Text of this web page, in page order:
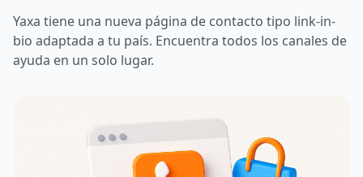
Yaxa tiene una nueva página de contacto tipo link-in-
bio adaptada a tu país. Encuentra todos los canales de
ayuda en un solo lugar.